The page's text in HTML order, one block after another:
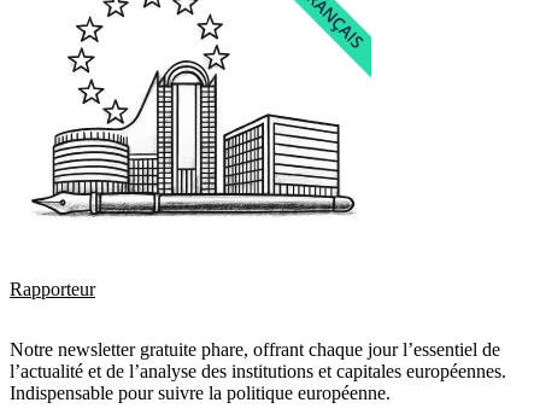
Rapporteur
Notre newsletter gratuite phare, offrant chaque jour l’essentiel de
l’actualité et de l’analyse des institutions et capitales européennes.
Indispensable pour suivre la politique européenne.